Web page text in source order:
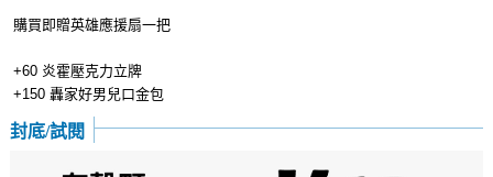
購買即贈英雄應援扇一把
+60 炎霍壓克力立牌
+150 轟家好男兒口金包
封底/試閱